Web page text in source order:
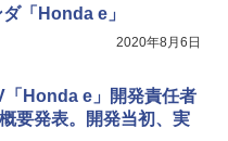
「Honda e」
2020年8月6日
「Honda e」開発責任者
要発表。開発当初、実